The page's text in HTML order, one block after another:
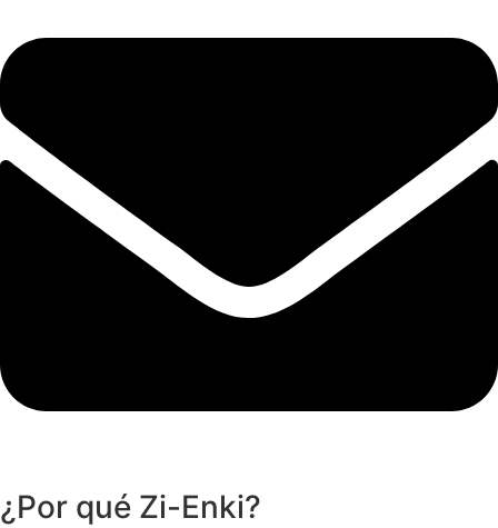
¿Por qué Zi-Enki?